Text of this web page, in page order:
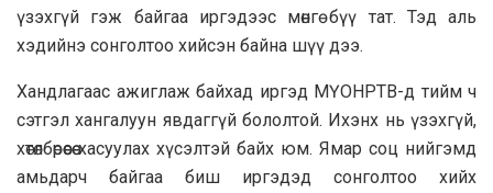
үзэхгүй гэж байгаа иргэдээс мөнгө бүү тат. Тэд аль
хэдийнэ сонголтоо хийсэн байна шүү дээ.
Хандлагаас ажиглаж байхад иргэд МҮОНРТВ-д тийм ч
сэтгэл хангалуун явдаггүй бололтой. Ихэнх нь үзэхгүй,
хөтөлбөрөөсөө хасуулах хүсэлтэй байх юм. Ямар соц нийгэмд
амьдарч байгаа биш иргэдэд сонголтоо хийх